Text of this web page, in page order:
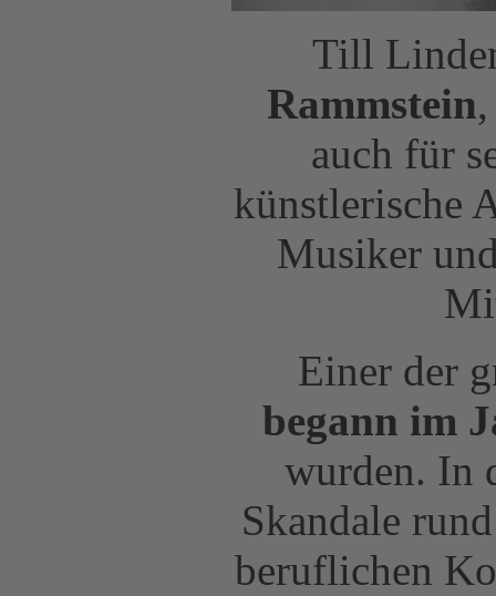
Till
Rammstein
auch für
künstlerische
Musiker
Einer der
begann im
wurden. In
Skandale
beruflichen